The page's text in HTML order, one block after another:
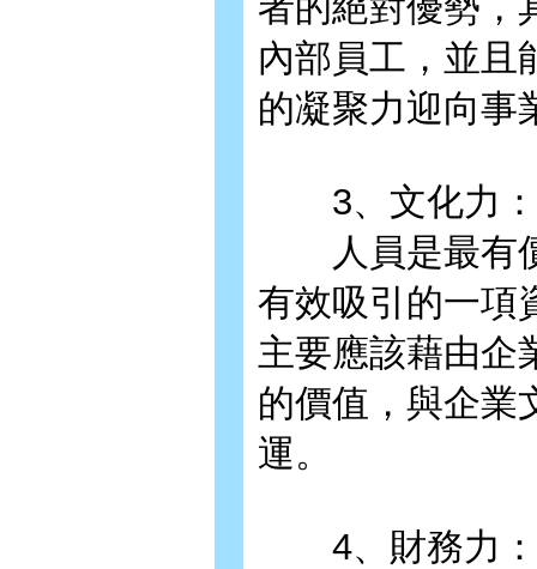
內部員工，並且
的凝聚力迎向事
3、文化力：
人員是最有價
有效吸引的一項
主要應該藉由企
的價值，與企業
運。
4、財務力：